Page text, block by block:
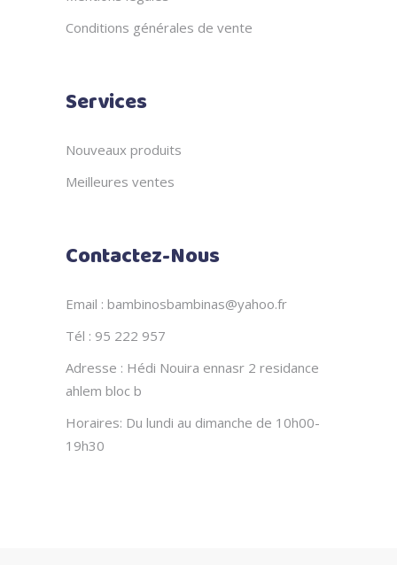
Conditions générales de vente
Services
Nouveaux produits
Meilleures ventes
Contactez-Nous
Email : bambinosbambinas@yahoo.fr
Tél : 95 222 957
Adresse : Hédi Nouira ennasr 2 residance
ahlem bloc b
Horaires: Du lundi au dimanche de 10h00-
19h30